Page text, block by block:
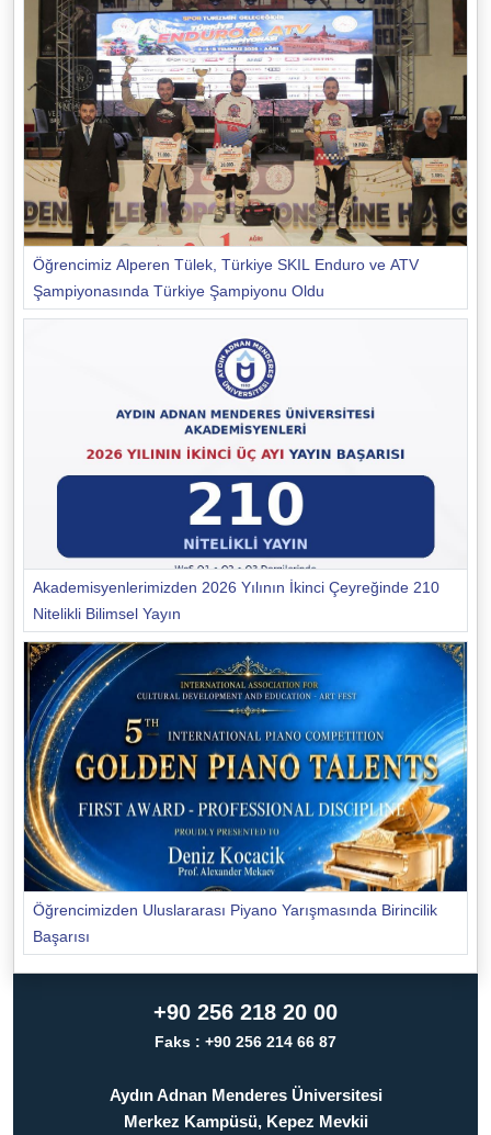
Öğrencimiz Alperen Tülek, Türkiye SKIL Enduro ve ATV
Şampiyonasında Türkiye Şampiyonu Oldu
Akademisyenlerimizden 2026 Yılının İkinci Çeyreğinde 210
Nitelikli Bilimsel Yayın
Öğrencimizden Uluslararası Piyano Yarışmasında Birincilik
Başarısı
+90 256 218 20 00
Faks : +90 256 214 66 87
Aydın Adnan Menderes Üniversitesi
Merkez Kampüsü, Kepez Mevkii